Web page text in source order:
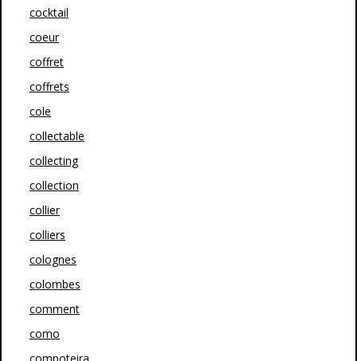
cocktail
coeur
coffret
coffrets
cole
collectable
collecting
collection
collier
colliers
colognes
colombes
comment
como